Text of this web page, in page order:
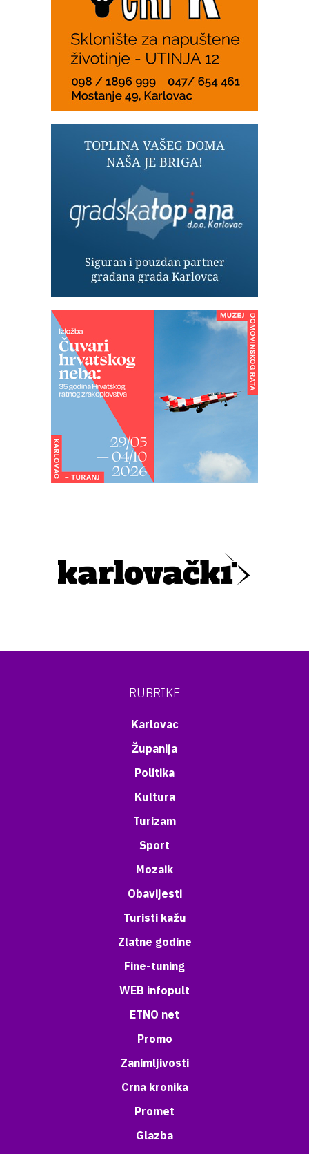
RUBRIKE
Karlovac
Županija
Politika
Kultura
Turizam
Sport
Mozaik
Obavijesti
Turisti kažu
Zlatne godine
Fine-tuning
WEB infopult
ETNO net
Promo
Zanimljivosti
Crna kronika
Promet
Glazba